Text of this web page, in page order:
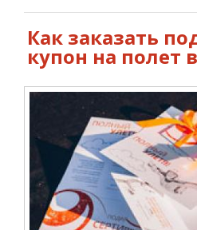
Как заказать
купон на полет